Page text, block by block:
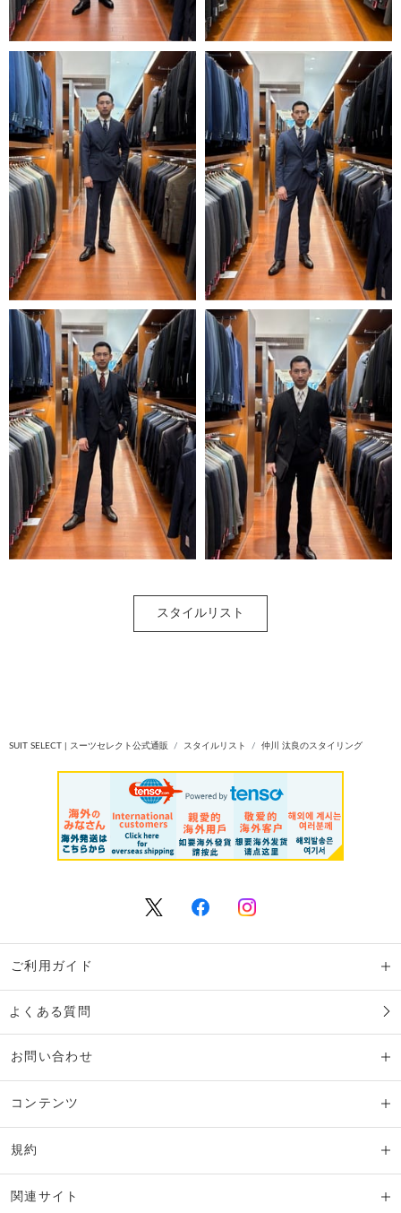
スタイルリスト
SUIT SELECT | スーツセレクト公式通販 スタイルリスト 仲川 汰良のスタイリング
ご利用ガイド
よくある質問
お問い合わせ
コンテンツ
規約
関連サイト